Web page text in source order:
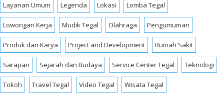
Layanan Umum Legenda Lokasi Lomba Tegal
Lowongan Kerja Mudik Tegal Olahraga Pengumuman
Produk dan Karya Project and Development Rumah Sakit
Sarapan Sejarah dan Budaya Service Center Tegal Teknologi
Tokoh Travel Tegal Video Tegal Wisata Tegal